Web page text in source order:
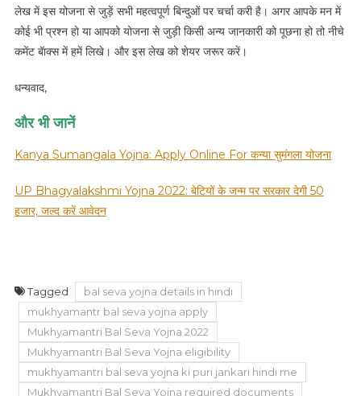
लेख में इस योजना से जुड़ें सभी महत्वपूर्ण बिन्दुओं पर चर्चा करी है। अगर आपके मन में
कोई भी प्रश्न हो या आपको योजना से जुड़ी किसी अन्य जानकारी को पूछना हो तो नीचे
कमेंट बॅाक्स में हमें लिखे। और इस लेख को शेयर जरूर करें।
धन्यवाद,
और भी जानें
Kanya Sumangala Yojna: Apply Online For कन्या सुमंगला योजना
UP Bhagyalakshmi Yojna 2022: बेटियों के जन्म पर सरकार देगी 50
हजार, जल्द करें आवेदन
Tagged
bal seva yojna details in hindi
mukhyamantr bal seva yojna apply
Mukhyamantri Bal Seva Yojna 2022
Mukhyamantri Bal Seva Yojna eligibility
mukhyamantri bal seva yojna ki puri jankari hindi me
Mukhyamantri Bal Seva Yojna required documents